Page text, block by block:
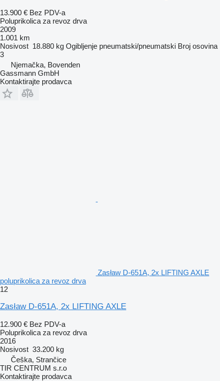
13.900 € Bez PDV-a
Poluprikolica za revoz drva
2009
1.001 km
Nosivost 18.880 kg Ogibljenje pneumatski/pneumatski Broj osovina
3
Njemačka, Bovenden
Gassmann GmbH
Kontaktirajte prodavca
Zasław D-651A, 2x LIFTING AXLE
poluprikolica za revoz drva
12
Zasław D-651A, 2x LIFTING AXLE
12.900 € Bez PDV-a
Poluprikolica za revoz drva
2016
Nosivost 33.200 kg
Češka, Strančice
TIR CENTRUM s.r.o
Kontaktirajte prodavca